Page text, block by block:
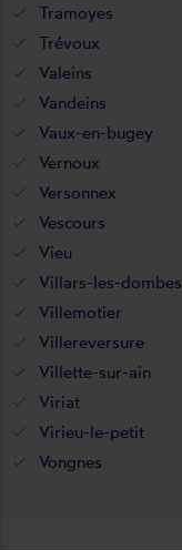
Tramoyes
Trévoux
Valeins
Vandeins
Vaux-en-bugey
Vernoux
Versonnex
Vescours
Vieu
Villars-les-dombes
Villemotier
Villereversure
Villette-sur-ain
Viriat
Virieu-le-petit
Vongnes